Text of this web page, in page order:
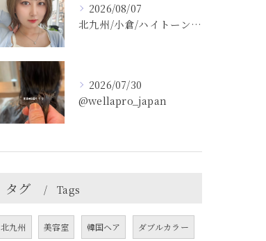
2026/08/07
北九州/小倉/ハイトーン/ケアブリーチ/ブリーチカラー
2026/07/30
@wellapro_japan
タグ Tags
北九州 美容室 韓国ヘア ダブルカラー